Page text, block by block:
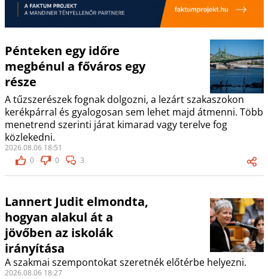
Pénteken egy időre
megbénul a főváros egy
része
A tűzszerészek fognak dolgozni, a lezárt szakaszokon
kerékpárral és gyalogosan sem lehet majd átmenni. Több
menetrend szerinti járat kimarad vagy terelve fog
közlekedni.
2026.08.06 18:51
0
0 3
Lannert Judit elmondta,
hogyan alakul át a
jövőben az iskolák
irányítása
A szakmai szempontokat szeretnék előtérbe helyezni.
2026.08.06 18:27